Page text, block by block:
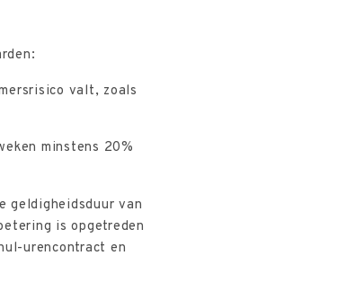
valt, zoals
minstens 20%
geldigheidsduur van
is opgetreden
urencontract en